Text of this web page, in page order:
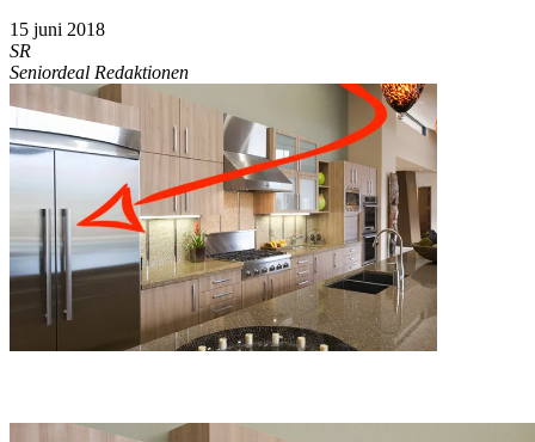
15 juni 2018
SR
Seniordeal Redaktionen